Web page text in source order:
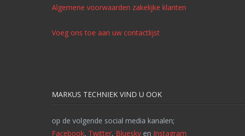
Algemene voorwaarden zakelijke klanten
Voeg ons toe aan uw contactlijst
MARKUS TECHNIEK VIND U OOK
op de volgende social media kanalen;
Facebook, Twitter, Bluesky en Instagram